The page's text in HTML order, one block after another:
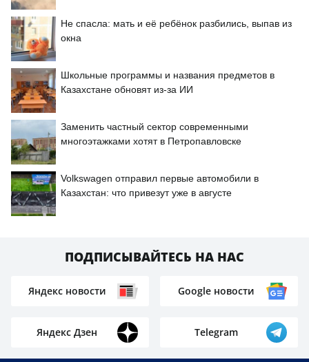
Не спасла: мать и её ребёнок разбились, выпав из
окна
Школьные программы и названия предметов в
Казахстане обновят из-за ИИ
Заменить частный сектор современными
многоэтажками хотят в Петропавловске
Volkswagen отправил первые автомобили в
Казахстан: что привезут уже в августе
ПОДПИСЫВАЙТЕСЬ НА НАС
Яндекс новости Google новости
Яндекс Дзен Telegram